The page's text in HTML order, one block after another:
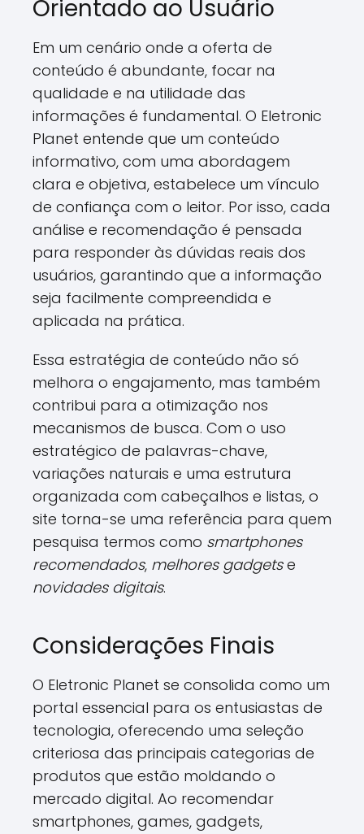
Orientado ao Usuário
Em um cenário onde a oferta de
conteúdo é abundante, focar na
qualidade e na utilidade das
informações é fundamental. O Eletronic
Planet entende que um conteúdo
informativo, com uma abordagem
clara e objetiva, estabelece um vínculo
de confiança com o leitor. Por isso, cada
análise e recomendação é pensada
para responder às dúvidas reais dos
usuários, garantindo que a informação
seja facilmente compreendida e
aplicada na prática.
Essa estratégia de conteúdo não só
melhora o engajamento, mas também
contribui para a otimização nos
mecanismos de busca. Com o uso
estratégico de palavras-chave,
variações naturais e uma estrutura
organizada com cabeçalhos e listas, o
site torna-se uma referência para quem
pesquisa termos como smartphones
recomendados, melhores gadgetse
novidades digitais.
Considerações Finais
O Eletronic Planet se consolida como um
portal essencial para os entusiastas de
tecnologia, oferecendo uma seleção
criteriosa das principais categorias de
produtos que estão moldando o
mercado digital. Ao recomendar
smartphones, games, gadgets,